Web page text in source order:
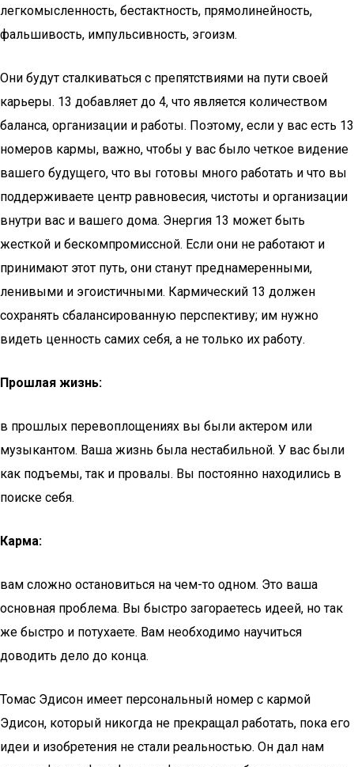
легкомысленность, бестактность, прямолинейность,
фальшивость, импульсивность, эгоизм.
Они будут сталкиваться с препятствиями на пути своей
карьеры. 13 добавляет до 4, что является количеством
баланса, организации и работы. Поэтому, если у вас есть 13
номеров кармы, важно, чтобы у вас было четкое видение
вашего будущего, что вы готовы много работать и что вы
поддерживаете центр равновесия, чистоты и организации
внутри вас и вашего дома. Энергия 13 может быть
жесткой и бескомпромиссной. Если они не работают и
принимают этот путь, они станут преднамеренными,
ленивыми и эгоистичными. Кармический 13 должен
сохранять сбалансированную перспективу; им нужно
видеть ценность самих себя, а не только их работу.
Прошлая жизнь:
в прошлых перевоплощениях вы были актером или
музыкантом. Ваша жизнь была нестабильной. У вас были
как подъемы, так и провалы. Вы постоянно находились в
поиске себя.
Карма:
вам сложно остановиться на чем-то одном. Это ваша
основная проблема. Вы быстро загораетесь идеей, но так
же быстро и потухаете. Вам необходимо научиться
доводить дело до конца.
Томас Эдисон имеет персональный номер с кармой
Эдисон, который никогда не прекращал работать, пока его
идеи и изобретения не стали реальностью. Он дал нам